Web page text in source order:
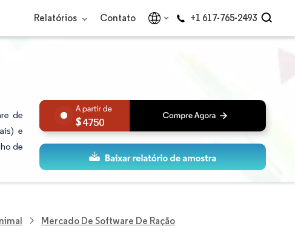
Relatórios Contato +1 617-765-2493
de
e
de
4750
Mercado De Software De Ração